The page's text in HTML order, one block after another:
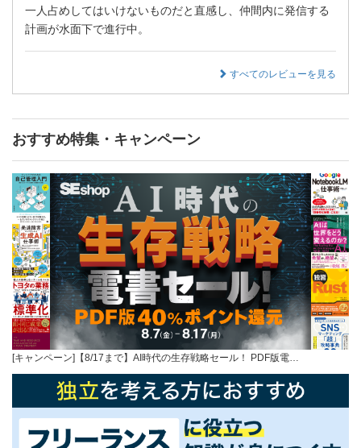
一人占めしてはいけないものだと直感し、仲間内に発信する
計画が水面下で進行中。
すべてのレビューを見る
おすすめ特集・キャンペーン
[キャンペーン]【8/17まで】AI時代の生存戦略セール！ PDF版電…